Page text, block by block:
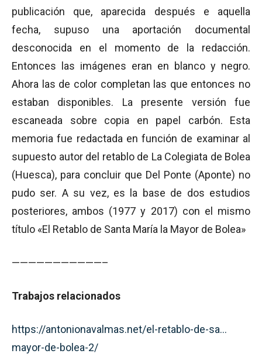
publicación que, aparecida después e aquella
fecha, supuso una aportación documental
desconocida en el momento de la redacción.
Entonces las imágenes eran en blanco y negro.
Ahora las de color completan las que entonces no
estaban disponibles. La presente versión fue
escaneada sobre copia en papel carbón. Esta
memoria fue redactada en función de examinar al
supuesto autor del retablo de La Colegiata de Bolea
(Huesca), para concluir que Del Ponte (Aponte) no
pudo ser. A su vez, es la base de dos estudios
posteriores, ambos (1977 y 2017) con el mismo
título «El Retablo de Santa María la Mayor de Bolea»
———————————–
Trabajos relacionados
https://antonionavalmas.net/el-retablo-de-sa…
mayor-de-bolea-2/